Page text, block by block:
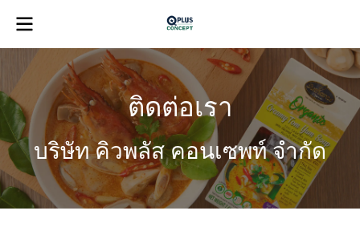
ติดต่อเรา
บริษัท คิวพลัส คอนเซพท์ จำกัด